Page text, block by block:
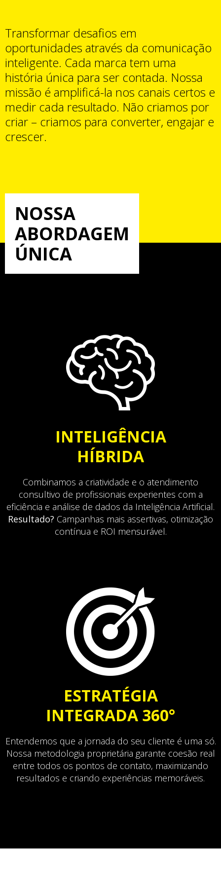
Transformar desafios em
oportunidades através da comunicação
inteligente. Cada marca tem uma
história única para ser contada. Nossa
missão é amplificá-la nos canais certos e
medir cada resultado. Não criamos por
criar – criamos para converter, engajar e
crescer.
NOSSA
ABORDAGEM
ÚNICA
INTELIGÊNCIA
HÍBRIDA
Combinamos a criatividade e o atendimento
consultivo de profissionais experientes com a
eficiência e análise de dados da Inteligência Artificial.
Resultado? Campanhas mais assertivas, otimização
contínua e ROI mensurável.
ESTRATÉGIA
INTEGRADA 360°
Entendemos que a jornada do seu cliente é uma só.
Nossa metodologia proprietária garante coesão real
entre todos os pontos de contato, maximizando
resultados e criando experiências memoráveis.